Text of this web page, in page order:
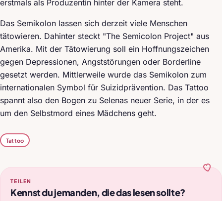
erstmals als Produzentin hinter der Kamera steht.
Das Semikolon lassen sich derzeit viele Menschen
tätowieren. Dahinter steckt "The Semicolon Project" aus
Amerika. Mit der Tätowierung soll ein Hoffnungszeichen
gegen Depressionen, Angststörungen oder Borderline
gesetzt werden. Mittlerweile wurde das Semikolon zum
internationalen Symbol für Suizidprävention. Das Tattoo
spannt also den Bogen zu Selenas neuer Serie, in der es
um den Selbstmord eines Mädchens geht.
Tattoo
TEILEN
Kennst du jemanden, die das lesen sollte?